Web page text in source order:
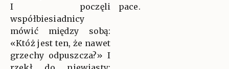
I poczęli
współbiesiadnicy
mówić między sobą:
«Któż jest ten, że nawet
grzechy odpuszcza?» I
pace.